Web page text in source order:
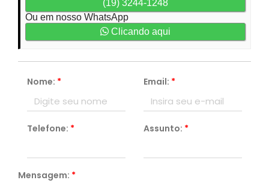
(19) 3244-1248
Ou em nosso WhatsApp
Clicando aqui
Nome: * Email: *
Telefone: * Assunto: *
Mensagem: *